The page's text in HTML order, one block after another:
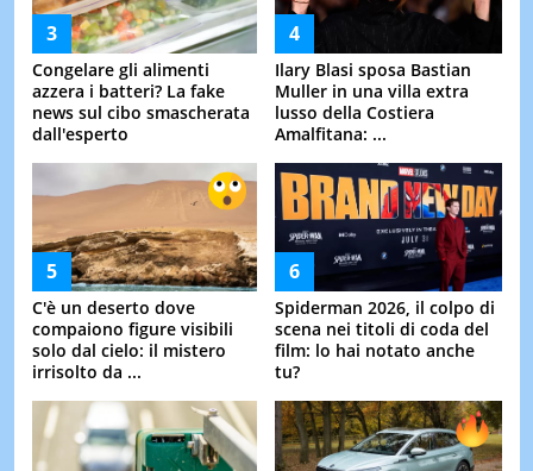
Congelare gli alimenti
azzera i batteri? La fake
news sul cibo smascherata
dall'esperto
Ilary Blasi sposa Bastian
Muller in una villa extra
lusso della Costiera
Amalfitana: ...
C'è un deserto dove
compaiono figure visibili
solo dal cielo: il mistero
irrisolto da ...
Spiderman 2026, il colpo di
scena nei titoli di coda del
film: lo hai notato anche
tu?